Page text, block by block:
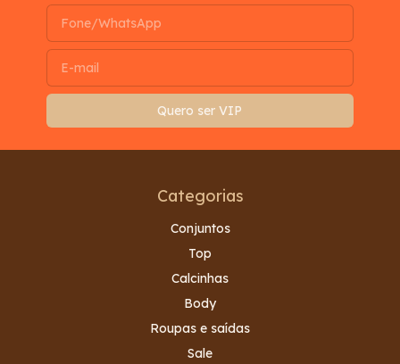
Categorias
Conjuntos
Top
Calcinhas
Body
Roupas e saídas
Sale